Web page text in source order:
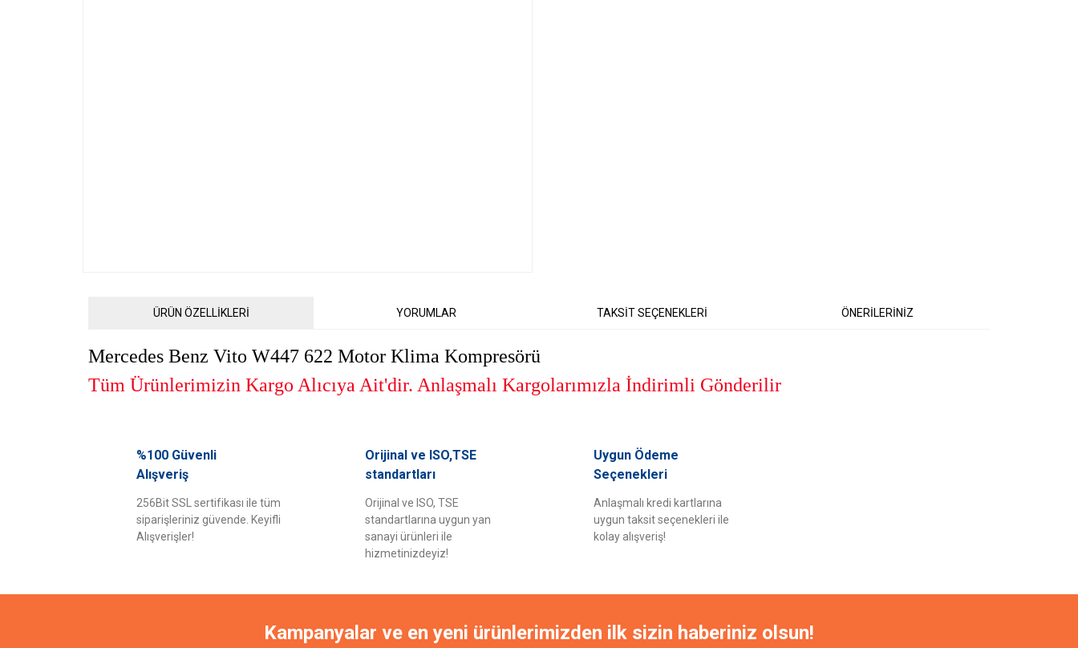
ÜRÜN ÖZELLİKLERİ YORUMLAR TAKSİT SEÇENEKLERİ ÖNERİLERİNİZ
Mercedes Benz Vito W447 622 Motor Klima Kompresörü
Tüm Ürünlerimizin Kargo Alıcıya Ait'dir. Anlaşmalı Kargolarımızla İndirimli Gönderilir
Bu ürüne ilk yorumu siz yapın!
Görüş ve önerileriniz için teşekkür ederiz.
Ürün bilgilerinde hatalar bulunuyor.
%100 Güvenli
Alışveriş
256Bit SSL sertifikası ile tüm
siparişleriniz güvende. Keyifli
Alışverişler!
Orijinal ve ISO,TSE
standartları
Orijinal ve ISO, TSE
standartlarına uygun yan
sanayi ürünleri ile
hizmetinizdeyiz!
Uygun Ödeme
Seçenekleri
Anlaşmalı kredi kartlarına
uygun taksit seçenekleri ile
kolay alışveriş!
Kampanyalar ve en yeni ürünlerimizden ilk sizin haberiniz olsun!